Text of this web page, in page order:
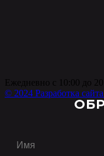
Ежедневно с 10:00 до
© 2024 Разработка